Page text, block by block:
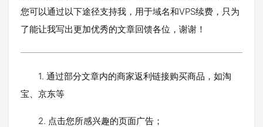
您可以通过以下途径支持我，用于域名和VPS续费，只为
了能让我写出更加优秀的文章回馈各位，谢谢！
1. 通过部分文章内的商家返利链接购买商品，如淘
宝、京东等
2. 点击您所感兴趣的页面广告；